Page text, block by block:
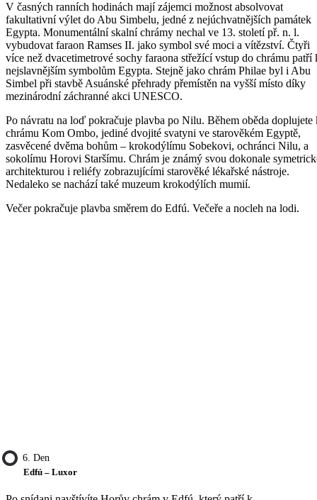
V časných ranních hodinách mají zájemci možnost absolvovat
fakultativní výlet do Abu Simbelu, jedné z nejúchvatnějších památek
Egypta. Monumentální skalní chrámy nechal ve 13. století př. n. l.
vybudovat faraon Ramses II. jako symbol své moci a vítězství. Čtyři
více než dvacetimetrové sochy faraona střežící vstup do chrámu patří
nejslavnějším symbolům Egypta. Stejně jako chrám Philae byl i Abu
Simbel při stavbě Asuánské přehrady přemístěn na vyšší místo díky
mezinárodní záchranné akci UNESCO.
Po návratu na loď pokračuje plavba po Nilu. Během oběda doplujete
chrámu Kom Ombo, jediné dvojité svatyni ve starověkém Egyptě,
zasvěcené dvěma bohům – krokodýlímu Sobekovi, ochránci Nilu, a
sokolímu Horovi Staršímu. Chrám je známý svou dokonale
architekturou i reliéfy zobrazujícími starověké lékařské nástroje.
Nedaleko se nachází také muzeum krokodýlích mumií.
Večer pokračuje plavba směrem do Edfú. Večeře a nocleh na lodi.
6. Den
Edfú – Luxor